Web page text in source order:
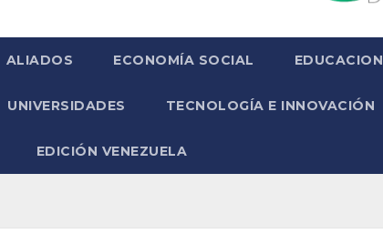
ALIADOS ECONOMÍA SOCIAL EDUCACION
UNIVERSIDADES TECNOLOGÍA E INNOVACIÓN
EDICIÓN VENEZUELA